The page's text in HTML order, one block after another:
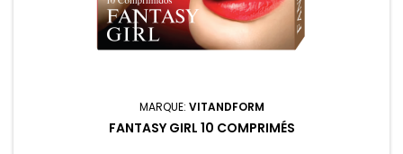
MARQUE: VITANDFORM
FANTASY GIRL 10 COMPRIMÉS